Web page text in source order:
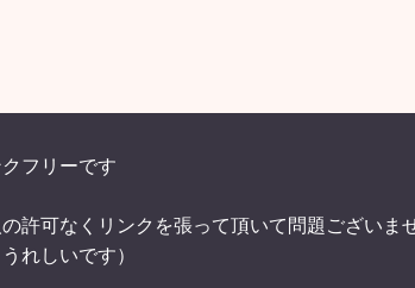
フリーです
許可なくリンクを張って頂いて問題ございま
れしいです）